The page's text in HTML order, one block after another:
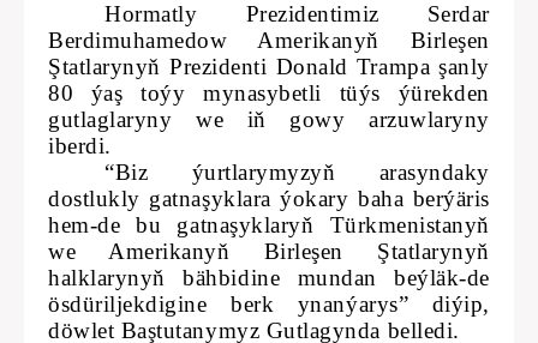
Hormatly Prezidentimiz Serdar
Berdimuhamedow Amerikanyň Birleşen
Ştatlarynyň Prezidenti Donald Trampa şanly
80 ýaş toýy mynasybetli tüýs ýürekden
gutlaglaryny we iň gowy arzuwlaryny
iberdi.
“Biz ýurtlarymyzyň arasyndaky
dostlukly gatnaşyklara ýokary baha berýäris
hem-de bu gatnaşyklaryň Türkmenistanyň
we Amerikanyň Birleşen Ştatlarynyň
halklarynyň bähbidine mundan beýläk-de
ösdüriljekdigine berk ynanýarys” diýip,
döwlet Baştutanymyz Gutlagynda belledi.